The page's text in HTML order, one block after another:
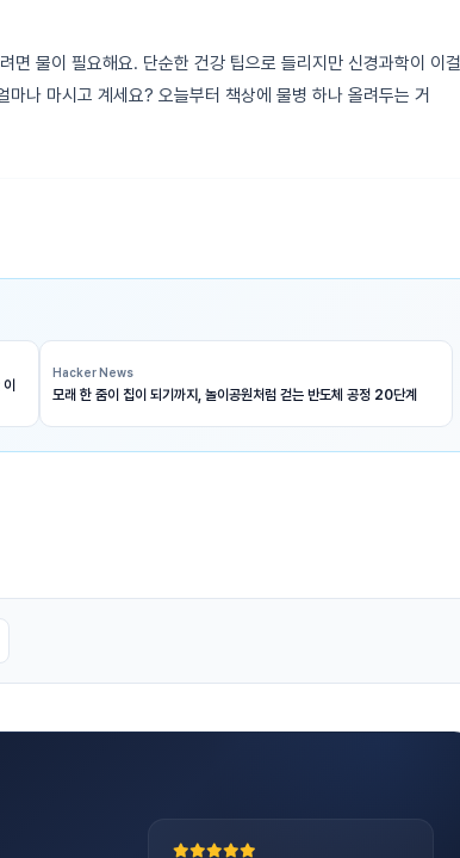
면 물이 필요해요. 단순한 건강 팁으로 들리지만 신경과학이 이걸
나 마시고 계세요? 오늘부터 책상에 물병 하나 올려두는 거
Hacker News
모래 한 줌이 칩이 되기까지, 놀이공원처럼 걷는 반도체 공정 20단계